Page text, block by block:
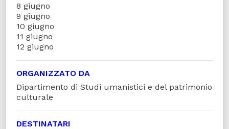
8 giugno
9 giugno
10 giugno
11 giugno
12 giugno
ORGANIZZATO DA
Dipartimento di Studi umanistici e del patrimonio
culturale
DESTINATARI